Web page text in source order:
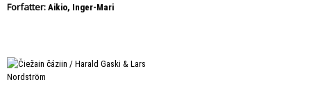
Forfatter: Aikio, Inger-Mari